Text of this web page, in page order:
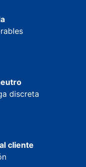
discreta
cliente